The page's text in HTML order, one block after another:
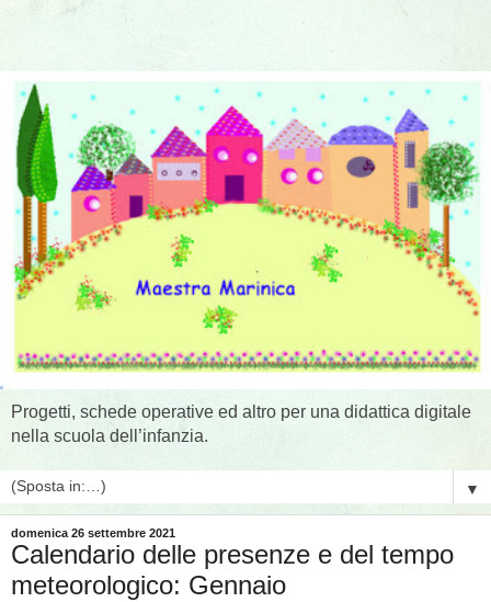
Progetti, schede operative ed altro per una didattica digitale
nella scuola dell’infanzia.
▼
domenica 26 settembre 2021
Calendario delle presenze e del tempo
meteorologico: Gennaio